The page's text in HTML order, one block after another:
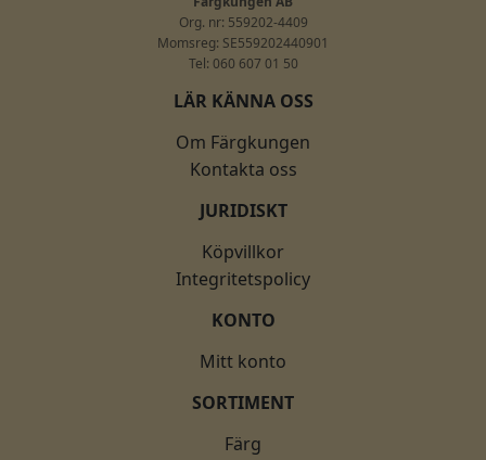
Org. nr: 559202-4409
Momsreg: SE559202440901
Tel: 060 607 01 50
LÄR KÄNNA OSS
Om Färgkungen
Kontakta oss
JURIDISKT
Köpvillkor
Integritetspolicy
KONTO
Mitt konto
SORTIMENT
Färg